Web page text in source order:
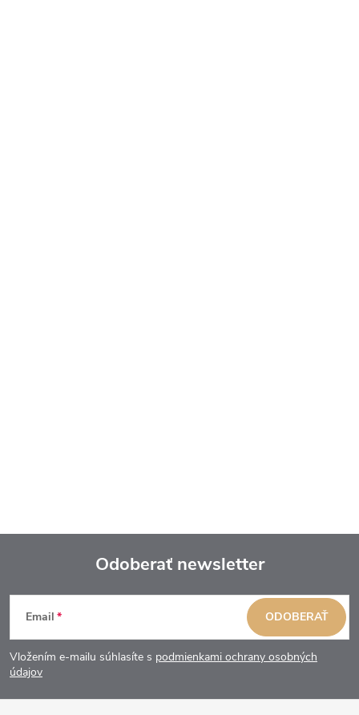
Z
á
p
Odoberať newsletter
Email
Vložením e-mailu súhlasíte s podmienkami ochrany osobných
údajov
ODOBERAŤ